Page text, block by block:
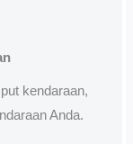
kendaraan,
Anda.